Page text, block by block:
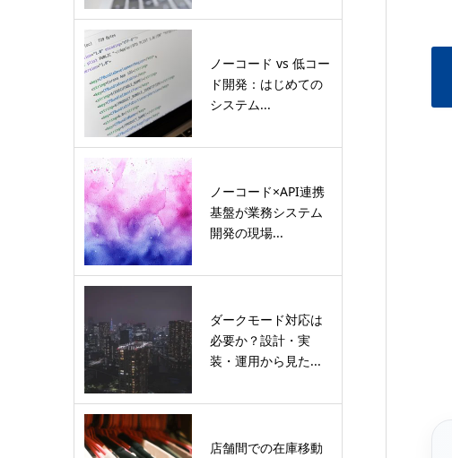
ノーコード vs 低コー
ド開発：はじめての
システム...
ノーコード×API連携
基盤が業務システム
開発の現場...
ダークモード対応は
必要か？設計・実
装・運用から見た...
店舗間での在庫移動